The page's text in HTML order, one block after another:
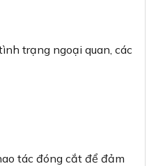
trạng ngoại quan, các
tác đóng cắt để đảm